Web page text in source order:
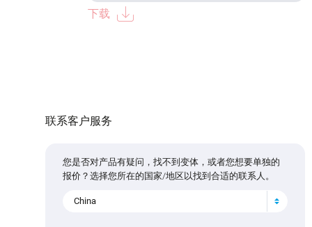
下载
联系客户服务
您是否对产品有疑问，找不到变体，或者您想要单独的
报价？选择您所在的国家/地区以找到合适的联系人。
China